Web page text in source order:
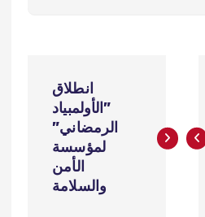
انطلاق
"الأولمبياد
الرمضاني"
لمؤسسة
الأمن
والسلامة